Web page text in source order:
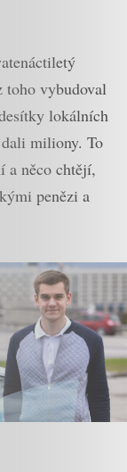
toho vybudoval
lokálních
miliony. To
a něco chtějí,
penězi a